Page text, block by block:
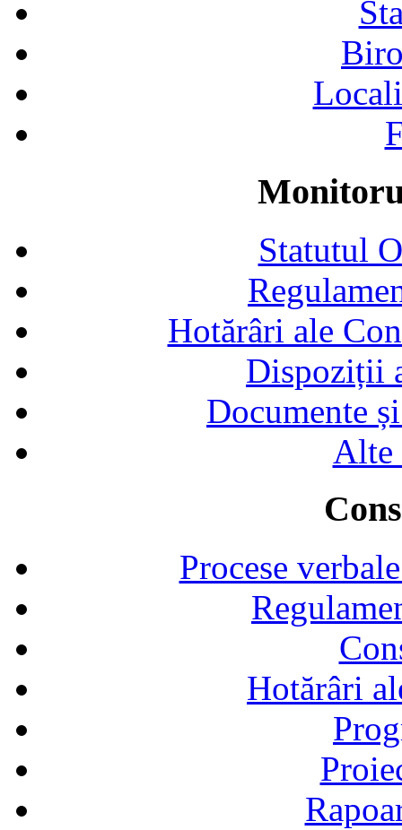
Statutul
Hotărâri ale
Dispoziții
Documente
Alte
Procese
Hotărâri